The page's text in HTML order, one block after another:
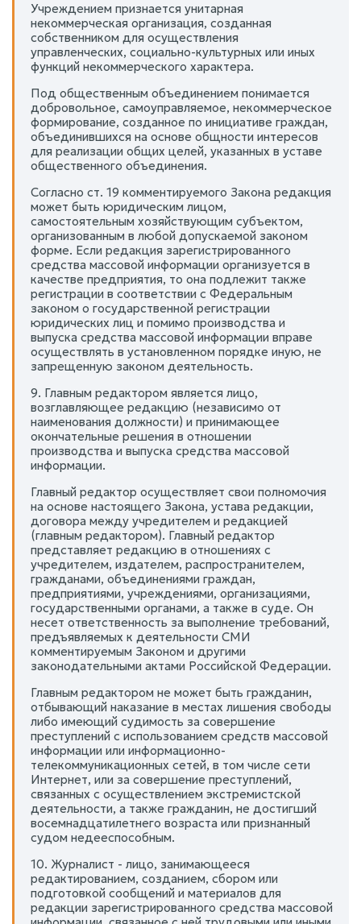
Учреждением признается унитарная
некоммерческая организация, созданная
собственником для осуществления
управленческих, социально-культурных или иных
функций некоммерческого характера.
Под общественным объединением понимается
добровольное, самоуправляемое, некоммерческое
формирование, созданное по инициативе граждан,
объединившихся на основе общности интересов
для реализации общих целей, указанных в уставе
общественного объединения.
Согласно ст. 19 комментируемого Закона редакция
может быть юридическим лицом,
самостоятельным хозяйствующим субъектом,
организованным в любой допускаемой законом
форме. Если редакция зарегистрированного
средства массовой информации организуется в
качестве предприятия, то она подлежит также
регистрации в соответствии с Федеральным
законом о государственной регистрации
юридических лиц и помимо производства и
выпуска средства массовой информации вправе
осуществлять в установленном порядке иную, не
запрещенную законом деятельность.
9. Главным редактором является лицо,
возглавляющее редакцию (независимо от
наименования должности) и принимающее
окончательные решения в отношении
производства и выпуска средства массовой
информации.
Главный редактор осуществляет свои полномочия
на основе настоящего Закона, устава редакции,
договора между учредителем и редакцией
(главным редактором). Главный редактор
представляет редакцию в отношениях с
учредителем, издателем, распространителем,
гражданами, объединениями граждан,
предприятиями, учреждениями, организациями,
государственными органами, а также в суде. Он
несет ответственность за выполнение требований,
предъявляемых к деятельности СМИ
комментируемым Законом и другими
законодательными актами Российской Федерации.
Главным редактором не может быть гражданин,
отбывающий наказание в местах лишения свободы
либо имеющий судимость за совершение
преступлений с использованием средств массовой
информации или информационно-
телекоммуникационных сетей, в том числе сети
Интернет, или за совершение преступлений,
связанных с осуществлением экстремистской
деятельности, а также гражданин, не достигший
восемнадцатилетнего возраста или признанный
судом недееспособным.
10. Журналист - лицо, занимающееся
редактированием, созданием, сбором или
подготовкой сообщений и материалов для
редакции зарегистрированного средства массовой